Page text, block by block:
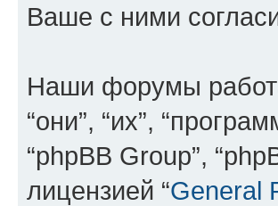
Ваше с ними
Наши форумы
“они”, “их”,
“phpBB Group”,
лицензией “General